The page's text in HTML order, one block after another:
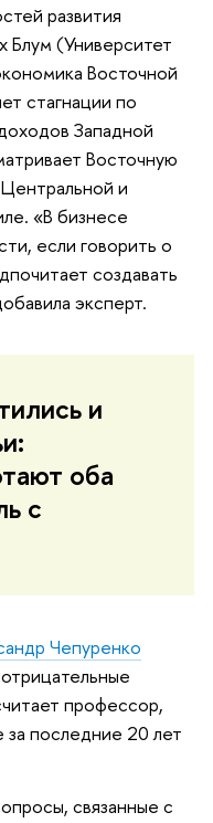
развития
Блум (Университет
Восточной
стагнации по
Западной
Восточную
и
«В бизнесе
если говорить о
создавать
эксперт.
и
оба
с
Чепуренко
профессор,
последние 20 лет
связанные с